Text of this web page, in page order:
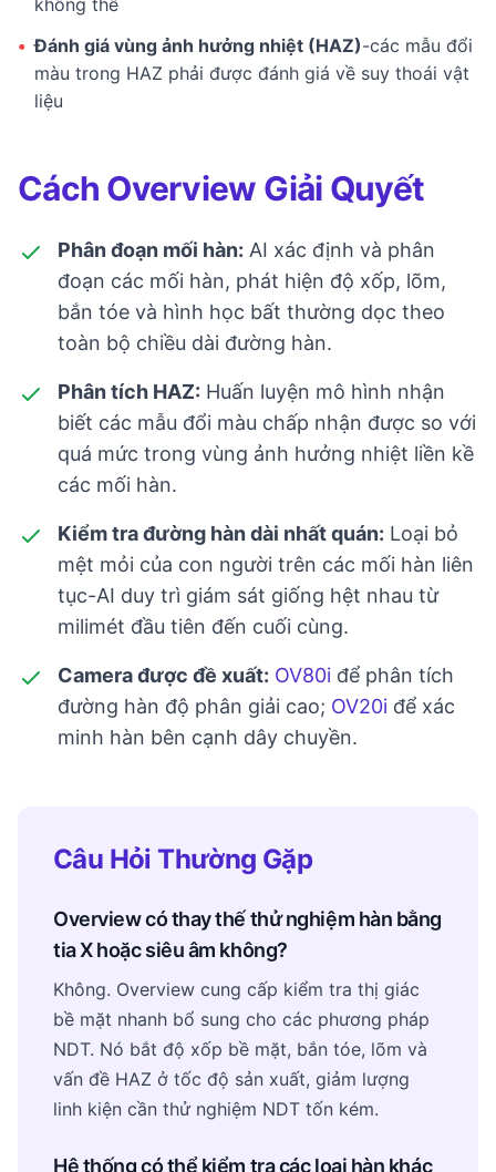
không thể
• Đánh giá vùng ảnh hưởng nhiệt (HAZ)-các mẫu đổi
màu trong HAZ phải được đánh giá về suy thoái vật
liệu
Cách Overview Giải Quyết
Phân đoạn mối hàn: AI xác định và phân
đoạn các mối hàn, phát hiện độ xốp, lõm,
bắn tóe và hình học bất thường dọc theo
toàn bộ chiều dài đường hàn.
Phân tích HAZ: Huấn luyện mô hình nhận
biết các mẫu đổi màu chấp nhận được so với
quá mức trong vùng ảnh hưởng nhiệt liền kề
các mối hàn.
Kiểm tra đường hàn dài nhất quán: Loại bỏ
mệt mỏi của con người trên các mối hàn liên
tục-AI duy trì giám sát giống hệt nhau từ
milimét đầu tiên đến cuối cùng.
Camera được đề xuất: OV80i để phân tích
đường hàn độ phân giải cao; OV20i để xác
minh hàn bên cạnh dây chuyền.
Câu Hỏi Thường Gặp
Overview có thay thế thử nghiệm hàn bằng
tia X hoặc siêu âm không?
Không. Overview cung cấp kiểm tra thị giác
bề mặt nhanh bổ sung cho các phương pháp
NDT. Nó bắt độ xốp bề mặt, bắn tóe, lõm và
vấn đề HAZ ở tốc độ sản xuất, giảm lượng
linh kiện cần thử nghiệm NDT tốn kém.
Hệ thống có thể kiểm tra các loại hàn khác